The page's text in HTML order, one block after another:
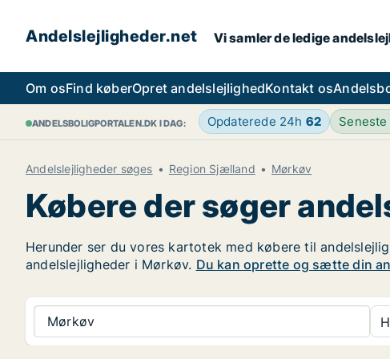
Andelslejligheder.net Vi samler de ledige
Om osFind køberOpret andelslejlighedKontakt os
ANDELSBOLIGPORTALEN.DK I DAG: Opdaterede 24h 62
Andelslejligheder søges Region Sjælland Mørkøv
Købere der søger
Herunder ser du vores kartotek med købere til
andelslejligheder i Mørkøv. Du kan oprette og sætte din
Mørkøv